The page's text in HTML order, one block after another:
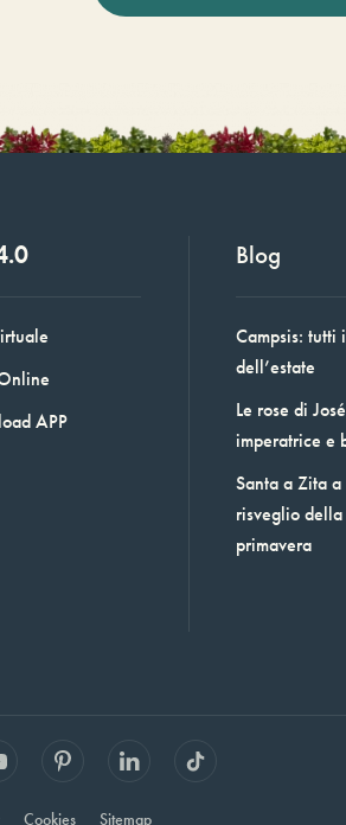
APP
Blog
Campsis: tutti
dell’estate
Le rose di
imperatrice e
Santa a Zita
risveglio
primavera
Cookies Sitemap